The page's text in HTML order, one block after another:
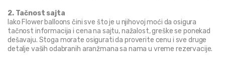
2. Tačnost sajta
Iako Flower balloons čini sve što je u njihovoj moći da osigura
tačnost informacija i cena na sajtu, nažalost, greške se ponekad
dešavaju. Stoga morate osigurati da proverite cenu i sve druge
detalje vaših odabranih aranžmana sa nama u vreme rezervacije.